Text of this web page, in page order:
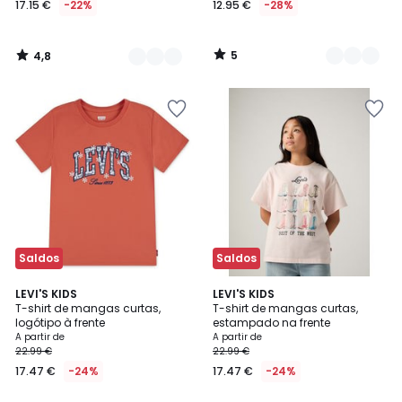
partir
17.15
€
21.99
€
22%
desconto
aplicado.
17.15 € -22%
4,8
/
12.95 € -28%
5
/
Saldos
LEVI'S KIDS
T-shirt de mangas curtas,
logótipo à frente
A partir de
22.99 €
17.47 € -24%
5
/
5
Saldos
LEVI'S KIDS
T-shirt de mangas curtas,
estampado na frente
A partir de
22.99 €
17.47 € -24%
4
/
5